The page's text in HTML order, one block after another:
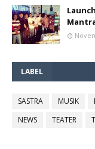
LABEL
SASTRA MUSIK
NEWS
TEATER